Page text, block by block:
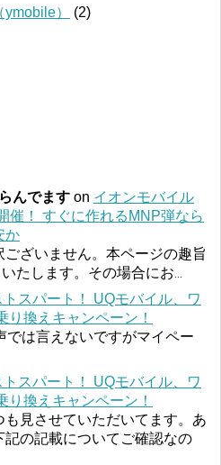
）
(2)
んでます on イオンモバイル
催！ すぐに作れるMNP弾なら
か
ございません。本ページの趣旨
たします。その場合にお
トスパート！ UQモバイル、ワ
り換えキャンペーン！
では言えないですがマイペー
トスパート！ UQモバイル、ワ
り換えキャンペーン！
見させていただいてます。あ
記の記載についてご確認なの